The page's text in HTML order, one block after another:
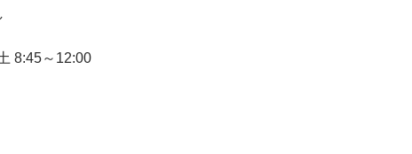
8:45～12:00